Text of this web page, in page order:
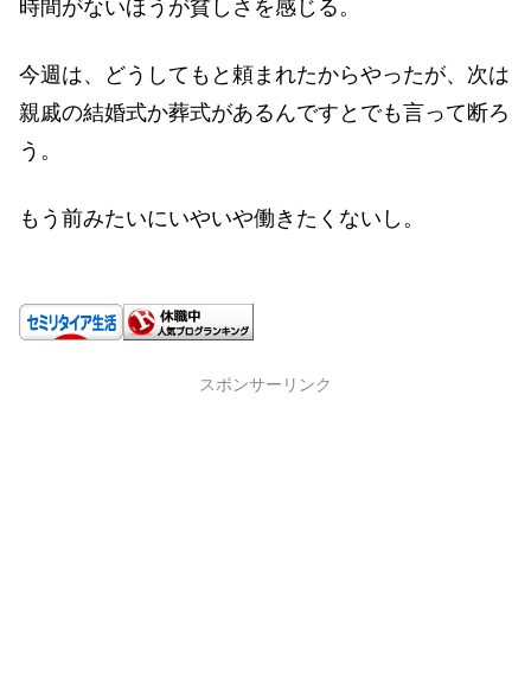
時間がないほうが貧しさを感じる。
今週は、どうしてもと頼まれたからやったが、次は
親戚の結婚式か葬式があるんですとでも言って断ろ
う。
もう前みたいにいやいや働きたくないし。
スポンサーリンク